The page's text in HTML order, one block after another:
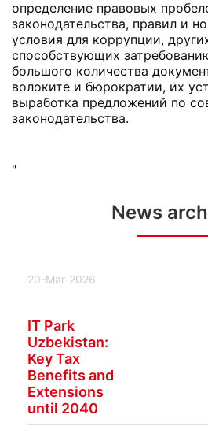
определение правовых
законодательства, правил и
условия для коррупции,
способствующих
большого количества
волоките и бюрократии, их
выработка предложений по
законодательства.
"
News
20-Mar-2026
IT Park
Uzbekistan:
Key Tax
Benefits and
Extensions
until 2040